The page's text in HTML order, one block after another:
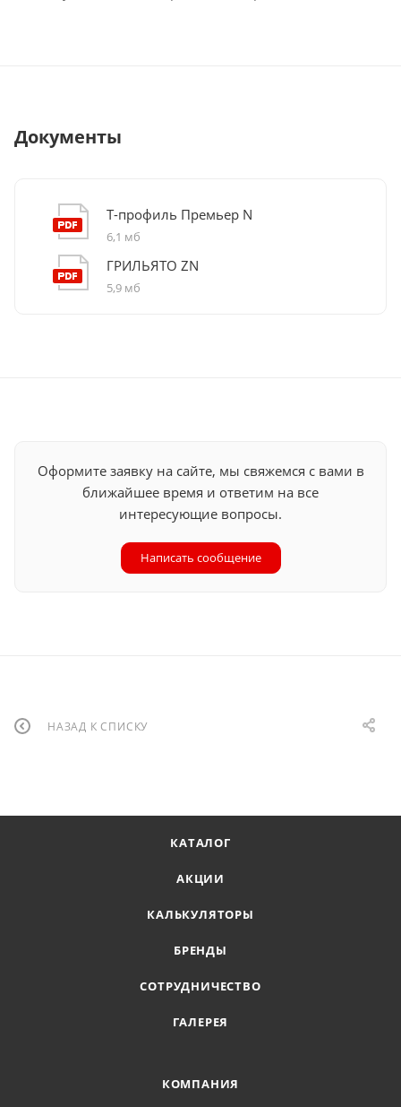
Документы
Т-профиль Премьер N
6,1 мб
ГРИЛЬЯТО ZN
5,9 мб
Оформите заявку на сайте, мы свяжемся с вами в
ближайшее время и ответим на все
интересующие вопросы.
Написать сообщение
НАЗАД К СПИСКУ
КАТАЛОГ
АКЦИИ
КАЛЬКУЛЯТОРЫ
БРЕНДЫ
СОТРУДНИЧЕСТВО
ГАЛЕРЕЯ
КОМПАНИЯ